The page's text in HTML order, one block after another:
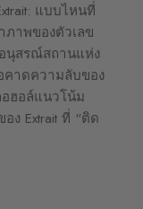
แบบไหนที่
าพของตัวเลข
นุสรณ์สถานแห่ง
คาดความลับของ
ฮอล์แนวโน้ม
ง Extrait ที่ “ติด